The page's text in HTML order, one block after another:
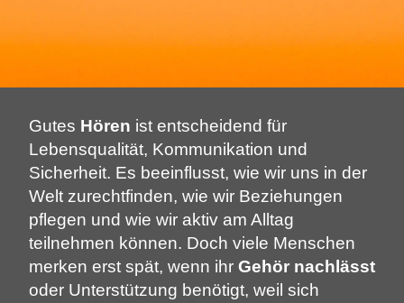
Gutes Hören ist entscheidend für
Lebensqualität, Kommunikation und
Sicherheit. Es beeinflusst, wie wir uns in der
Welt zurechtfinden, wie wir Beziehungen
pflegen und wie wir aktiv am Alltag
teilnehmen können. Doch viele Menschen
merken erst spät, wenn ihr Gehör nachlässt
oder Unterstützung benötigt, weil sich